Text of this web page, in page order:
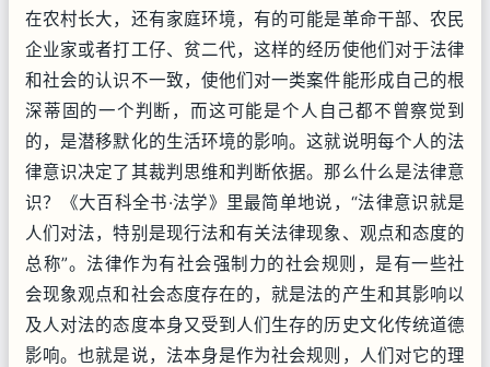
在农村长大，还有家庭环境，有的可能是革命干部、农民
企业家或者打工仔、贫二代，这样的经历使他们对于法律
和社会的认识不一致，使他们对一类案件能形成自己的根
深蒂固的一个判断，而这可能是个人自己都不曾察觉到
的，是潜移默化的生活环境的影响。这就说明每个人的法
律意识决定了其裁判思维和判断依据。那么什么是法律意
识？《大百科全书·法学》里最简单地说，“法律意识就是
人们对法，特别是现行法和有关法律现象、观点和态度的
总称”。法律作为有社会强制力的社会规则，是有一些社
会现象观点和社会态度存在的，就是法的产生和其影响以
及人对法的态度本身又受到人们生存的历史文化传统道德
影响。也就是说，法本身是作为社会规则，人们对它的理